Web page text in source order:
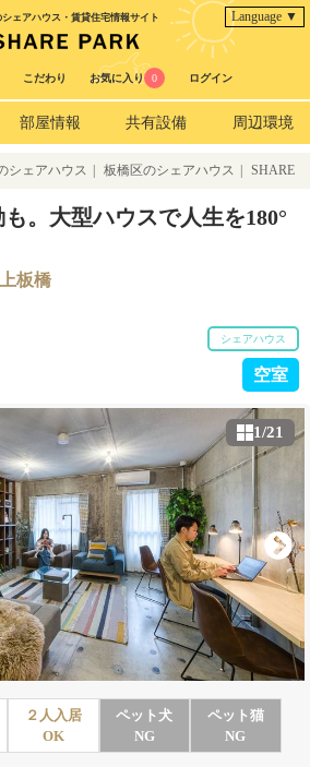
シェアハウス・賃貸住宅情報サイト Language ▼
こだわり お気に入り 0 ログイン
部屋情報 共有設備 周辺環境
シェアハウス 板橋区のシェアハウス SHARE
HOUSE 180° 上板橋
。大型ハウスで人生を180°
板橋
シェアハウス
空室
1/21
２人入居
OK
ペット犬
NG
ペット猫
NG